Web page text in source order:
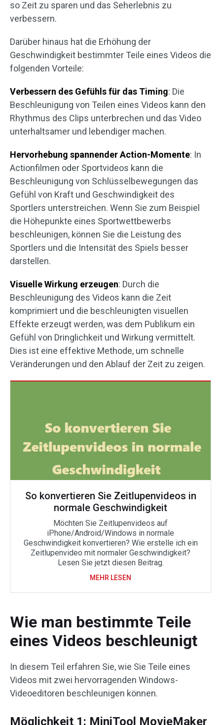
so Zeit zu sparen und das Seherlebnis zu
verbessern.
Darüber hinaus hat die Erhöhung der
Geschwindigkeit bestimmter Teile eines Videos die
folgenden Vorteile:
Verbessern des Gefühls für das Timing: Die
Beschleunigung von Teilen eines Videos kann den
Rhythmus des Clips unterbrechen und das Video
unterhaltsamer und lebendiger machen.
Hervorhebung spannender Action-Momente: In
Actionfilmen oder Sportvideos kann die
Beschleunigung von Schlüsselbewegungen das
Gefühl von Kraft und Geschwindigkeit des
Sportlers unterstreichen. Wenn Sie zum Beispiel
die Höhepunkte eines Sportwettbewerbs
beschleunigen, können Sie die Leistung des
Sportlers und die Intensität des Spiels besser
darstellen.
Visuelle Wirkung erzeugen: Durch die
Beschleunigung des Videos kann die Zeit
komprimiert und die beschleunigten visuellen
Effekte erzeugt werden, was dem Publikum ein
Gefühl von Dringlichkeit und Wirkung vermittelt.
Dies ist eine effektive Methode, um schnelle
Veränderungen und den Ablauf der Zeit zu zeigen.
So konvertieren Sie Zeitlupenvideos in
normale Geschwindigkeit
Möchten Sie Zeitlupenvideos auf
iPhone/Android/Windows in normale
Geschwindigkeit konvertieren? Wie erstelle ich ein
Zeitlupenvideo mit normaler Geschwindigkeit?
Lesen Sie jetzt diesen Beitrag.
MEHR LESEN
Wie man bestimmte Teile
eines Videos beschleunigt
In diesem Teil erfahren Sie, wie Sie Teile eines
Videos mit zwei hervorragenden Windows-
Videoeditoren beschleunigen können.
Möglichkeit 1: MiniTool MovieMaker